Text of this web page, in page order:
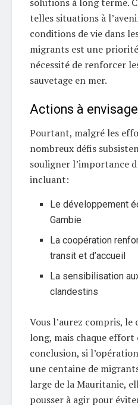
telles situations à
conditions de vie dans
migrants est une
nécessité de renforcer
sauvetage en mer.
Actions à
Pourtant, malgré les
nombreux défis
souligner l’importance
incluant:
Le développement
Gambie
La coopération
transit et d’accueil
La sensibilisation
clandestins
Vous l’aurez compris, le
long, mais chaque effort
conclusion, si
une centaine de
large de la Mauritanie,
pousser à agir pour